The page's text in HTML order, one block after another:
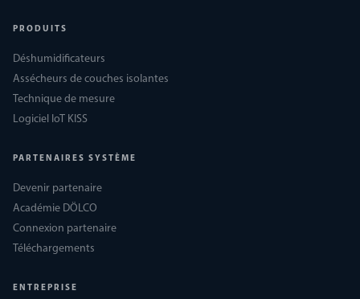
PRODUITS
Déshumidificateurs
Assécheurs de couches isolantes
Technique de mesure
Logiciel IoT KISS
PARTENAIRES SYSTÈME
Devenir partenaire
Académie DÖLCO
Connexion partenaire
Téléchargements
ENTREPRISE